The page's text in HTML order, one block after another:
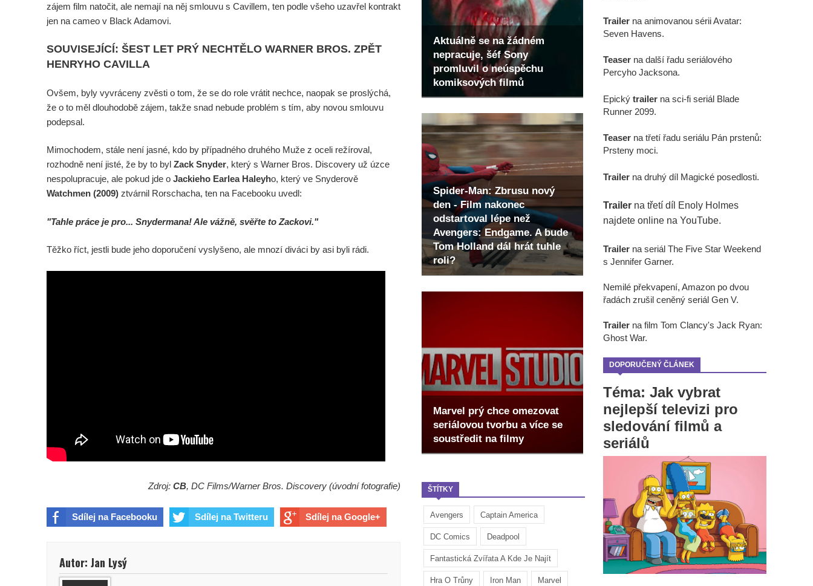
Aktuálně se na žádném
nepracuje, šéf Sony
promluvil o neúspěchu
komiksových filmů
Spider-Man: Zbrusu nový
den - Film nakonec
odstartoval lépe než
Avengers: Endgame. A bude
Tom Holland dál hrát tuhle
roli?
Marvel prý chce omezovat
seriálovou tvorbu a více se
soustředit na filmy
ŠTÍTKY
Avengers Captain America
DC Comics Deadpool
Fantastická Zvířata A Kde Je Najít
Hra O Trůny Iron Man Marvel
zájem film natočit, ale nemají na něj smlouvu s Cavillem, ten podle všeho uzavřel kontrakt
jen na cameo v Black Adamovi.
SOUVISEJÍCÍ: ŠEST LET PRÝ NECHTĚLO WARNER BROS. ZPĚT
HENRYHO CAVILLA
Ovšem, byly vyvráceny zvěsti o tom, že se do role vrátit nechce, naopak se proslýchá,
že o to měl dlouhodobě zájem, takže snad nebude problém s tím, aby novou smlouvu
podepsal.
Mimochodem, stále není jasné, kdo by případného druhého Muže z oceli režíroval,
rozhodně není jisté, že by to byl Zack Snyder, který s Warner Bros. Discovery už úzce
nespolupracuje, ale pokud jde o Jackieho Earlea Haleyho, který ve Snyderově
Watchmen (2009) ztvárnil Rorschacha, ten na Facebooku uvedl:
"Tahle práce je pro... Snydermana! Ale vážně, svěřte to Zackovi."
Těžko říct, jestli bude jeho doporučení vyslyšeno, ale mnozí diváci by asi byli rádi.
Zdroj: CB, DC Films/Warner Bros. Discovery (úvodní fotografie)
Sdílej na Facebooku Sdílej na Twitteru Sdílej na Google+
Autor: Jan Lysý
Trailer na animovanou sérii Avatar:
Seven Havens.
Teaser na další řadu seriálového
Percyho Jacksona.
Epický trailer na sci-fi seriál Blade
Runner 2099.
Teaser na třetí řadu seriálu Pán prstenů:
Prsteny moci.
Trailer na druhý díl Magické posedlosti.
Trailer na třetí díl Enoly Holmes
najdete online na YouTube.
Trailer na seriál The Five Star Weekend
s Jennifer Garner.
Nemilé překvapení, Amazon po dvou
řadách zrušil ceněný seriál Gen V.
Trailer na film Tom Clancy's Jack Ryan:
Ghost War.
DOPORUČENÝ ČLÁNEK
Téma: Jak vybrat
nejlepší televizi pro
sledování filmů a
seriálů